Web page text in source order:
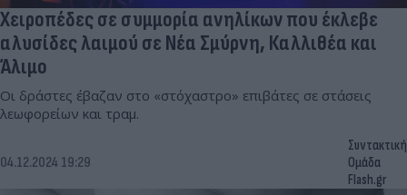
Χειροπέδες σε συμμορία ανηλίκων που έκλεβε
αλυσίδες λαιμού σε Νέα Σμύρνη, Καλλιθέα και
Άλιμο
Οι δράστες έβαζαν στο «στόχαστρο» επιβάτες σε στάσεις
λεωφορείων και τραμ.
04.12.2024 19:29
Συντακτική
Ομάδα
Flash.gr